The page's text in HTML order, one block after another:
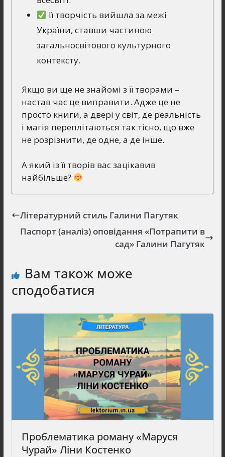
Її творчість вийшла за межі
України, ставши частиною
загальносвітового культурного
контексту.
Якщо ви ще не знайомі з її творами –
настав час це виправити. Адже це не
просто книги, а двері у світ, де реальність
і магія переплітаються так тісно, що вже
не розрізнити, де одне, а де інше.
А який із її творів вас зацікавив
найбільше?
Літературний стиль Галини Пагутяк
Паспорт (аналіз) оповідання «Потрапити в
сад» Галини Пагутяк
Вам також може
сподобатися
Проблематика роману «Маруся
Чурай» Ліни Костенко